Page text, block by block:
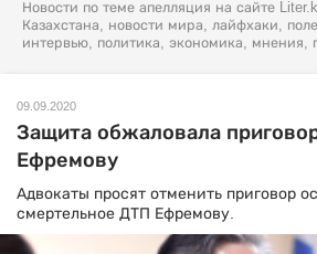
Новости по теме апелляция на сайте
Казахстана, новости мира, лайфхаки,
интервью, политика, экономика, мнения,
09.09.2020
Защита обжаловала
Ефремову
Адвокаты просят отменить приговор
смертельное ДТП Ефремову.